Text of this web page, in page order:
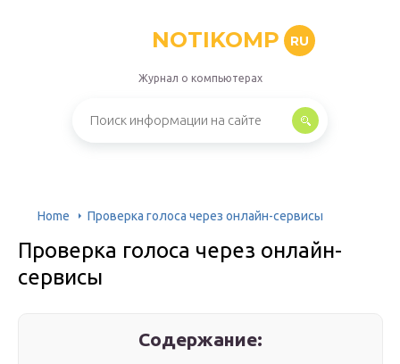
NOTIKOMP RU
Журнал о компьютерах
Home Проверка голоса через онлайн-сервисы
Проверка голоса через онлайн-
сервисы
Содержание: